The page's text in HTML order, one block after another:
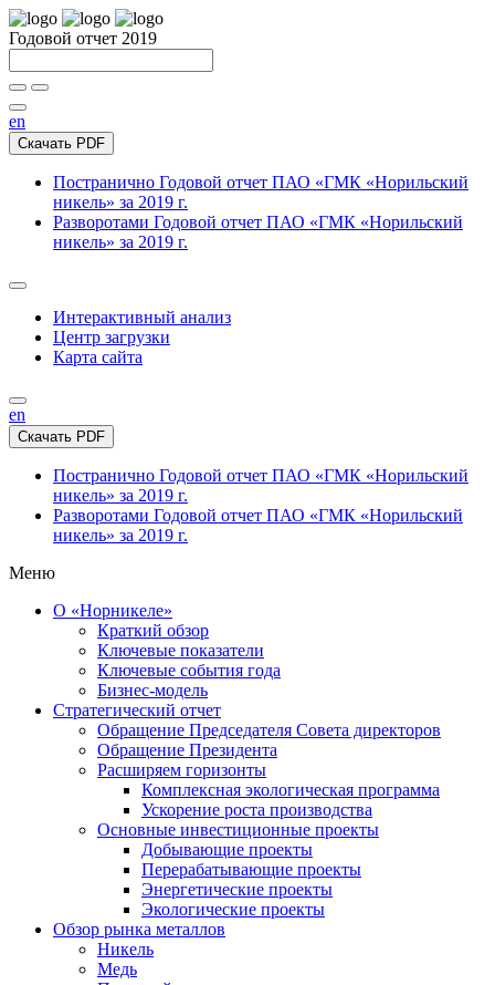
Годовой отчет 2019
en
Скачать PDF
Постранично Годовой отчет ПАО «ГМК «Норильский
никель» за 2019 г.
Разворотами Годовой отчет ПАО «ГМК «Норильский
никель» за 2019 г.
Интерактивный анализ
Центр загрузки
Карта сайта
en
Скачать PDF
Постранично Годовой отчет ПАО «ГМК «Норильский
никель» за 2019 г.
Разворотами Годовой отчет ПАО «ГМК «Норильский
никель» за 2019 г.
Меню
О «Норникеле»
Краткий обзор
Ключевые показатели
Ключевые события года
Бизнес-модель
Стратегический отчет
Обращение Председателя Совета директоров
Обращение Президента
Расширяем горизонты
Комплексная экологическая программа
Ускорение роста производства
Основные инвестиционные проекты
Добывающие проекты
Перерабатывающие проекты
Энергетические проекты
Экологические проекты
Обзор рынка металлов
Никель
Медь